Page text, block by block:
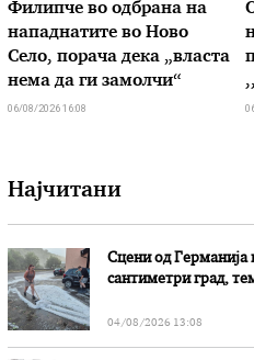
Филипче во одбрана на
нападнатите во Ново
Село, порача дека „власта
нема да ги замолчи“
06/08/2026 16:08
Најчитани
Сцени од Германија
сантиметри град,
04/08/2026 13:08